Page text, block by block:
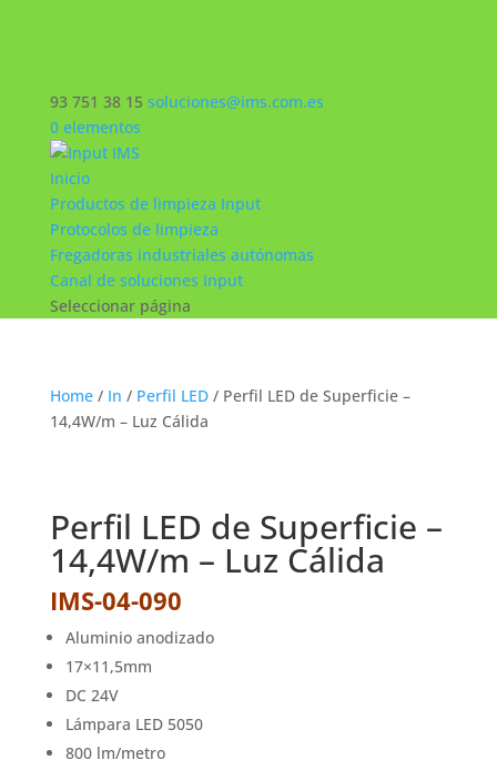
93 751 38 15 soluciones@ims.com.es
0 elementos
Inicio
Productos de limpieza Input
Protocolos de limpieza
Fregadoras industriales autónomas
Canal de soluciones Input
Seleccionar página
Home/ In / Perfil LED/ Perfil LED de Superficie –
14,4W/m – Luz Cálida
Perfil LED de Superficie –
14,4W/m – Luz Cálida
IMS-04-090
Aluminio anodizado
17×11,5mm
DC 24V
Lámpara LED 5050
800 lm/metro